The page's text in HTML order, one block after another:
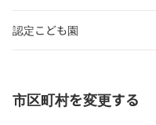
認定こども園
市区町村を変更する